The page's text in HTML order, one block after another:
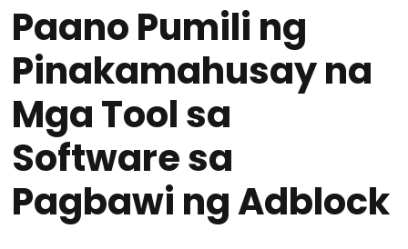
Paano Pumili ng
Pinakamahusay na
Mga Tool sa
Software sa
Pagbawi ng Adblock